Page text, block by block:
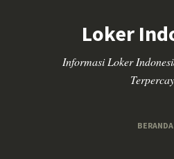
Loker
Informasi Loker
BERANDA